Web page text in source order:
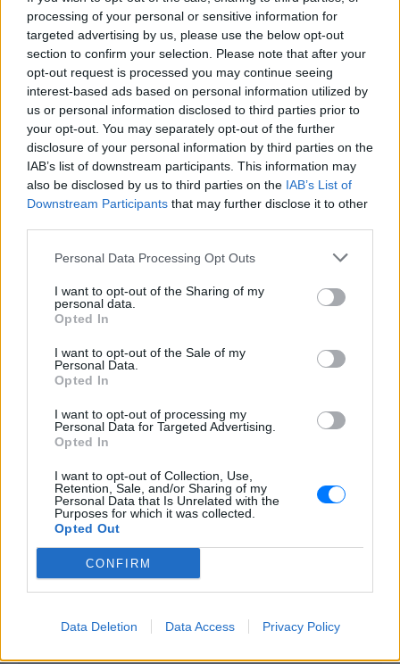
processing of your personal or sensitive information for
targeted advertising by us, please use the below opt-out
section to confirm your selection. Please note that after your
opt-out request is processed you may continue seeing
interest-based ads based on personal information utilized by
us or personal information disclosed to third parties prior to
your opt-out. You may separately opt-out of the further
disclosure of your personal information by third parties on the
IAB’s list of downstream participants. This information may
also be disclosed by us to third parties on the IAB’s List of
Downstream Participants that may further disclose it to other
Personal Data Processing Opt Outs
I want to opt-out of the Sharing of my
personal data.
Opted In
I want to opt-out of the Sale of my
Personal Data.
Opted In
I want to opt-out of processing my
Personal Data for Targeted Advertising.
Opted In
I want to opt-out of Collection, Use,
Retention, Sale, and/or Sharing of my
Personal Data that Is Unrelated with the
Purposes for which it was collected.
Opted Out
CONFIRM
Data Deletion Data Access Privacy Policy
Της μίλησα για τη ματαιότητα του πολέμου. Ρωτάει
κι άλλα: Πώς γίνονται τα παιδιά, γιατί ήρθαμε σε
αυτό τον κόσμο, πώς θα είμαστε ευτυχισμένοι,
ακόμη και για τις ρίζες αυτού εδώ του δέντρου
μπορεί να σε ρωτήσει. Μαζί με τα παιδιά
ξαναμεγαλώνεις κι εσύ με έναν τρόπο, ξαναβλέπεις
τον κόσμο με άλλα μάτια. Προχθές με ρώτησε τι
είναι Θεός!
ΔΙΑΦΗΜΙΣΗ